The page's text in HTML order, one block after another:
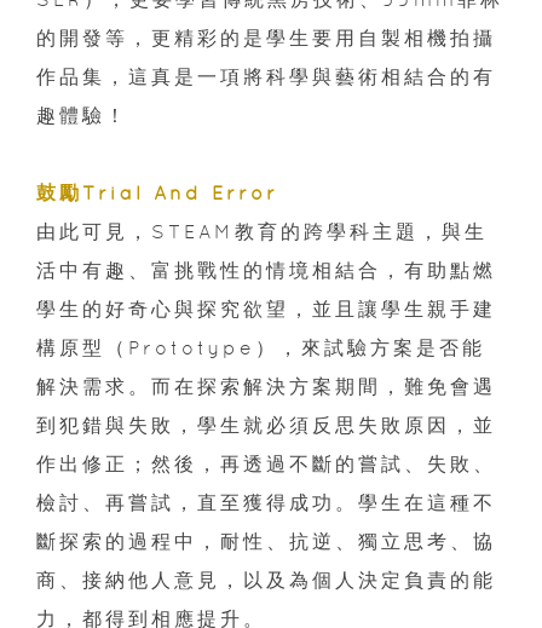
的開發等，更精彩的是學生要用自製相機拍攝
作品集，這真是一項將科學與藝術相結合的有
趣體驗！
鼓勵Trial And Error
由此可見，STEAM教育的跨學科主題，與生
活中有趣、富挑戰性的情境相結合，有助點燃
學生的好奇心與探究欲望，並且讓學生親手建
構原型（Prototype），來試驗方案是否能
解決需求。而在探索解決方案期間，難免會遇
到犯錯與失敗，學生就必須反思失敗原因，並
作出修正；然後，再透過不斷的嘗試、失敗、
檢討、再嘗試，直至獲得成功。學生在這種不
斷探索的過程中，耐性、抗逆、獨立思考、協
商、接納他人意見，以及為個人決定負責的能
力，都得到相應提升。